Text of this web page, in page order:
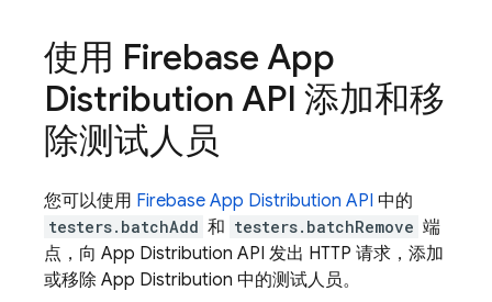
使用 Firebase App
Distribution API 添加和移
除测试人员
您可以使用 Firebase App Distribution API 中的
testers.batchAdd 和 testers.batchRemove 端
点，向 App Distribution API 发出 HTTP 请求，添加
或移除 App Distribution 中的测试人员。